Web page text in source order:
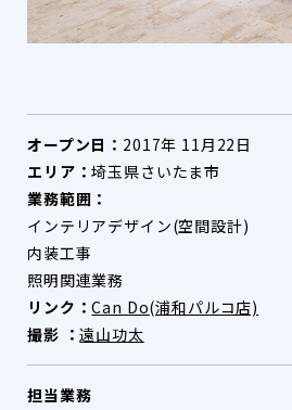
オープン日： 2017年 11月22日
エリア：埼玉県さいたま市
業務範囲：
インテリアデザイン(空間設計)
内装工事
照明関連業務
リンク：Can Do(浦和パルコ店)
撮影 ：遠山功太
担当業務